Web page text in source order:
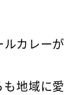
カレーが
地域に愛